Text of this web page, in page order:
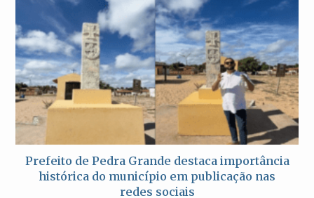
Prefeito de Pedra Grande destaca importância
histórica do município em publicação nas
redes sociais